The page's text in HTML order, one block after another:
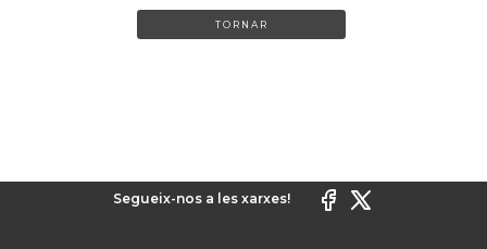
TORNAR
Segueix-nos a les xarxes!